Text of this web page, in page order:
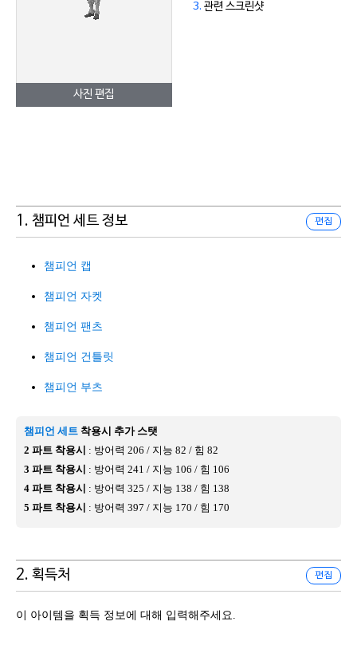
사진 편집
3. 관련 스크린샷
1. 챔피언 세트 정보 편집
챔피언 캡
챔피언 자켓
챔피언 팬츠
챔피언 건틀릿
챔피언 부츠
챔피언 세트 착용시 추가 스탯
2 파트 착용시 : 방어력 206 / 지능 82 / 힘 82
3 파트 착용시 : 방어력 241 / 지능 106 / 힘 106
4 파트 착용시 : 방어력 325 / 지능 138 / 힘 138
5 파트 착용시 : 방어력 397 / 지능 170 / 힘 170
2. 획득처 편집
이 아이템을 획득 정보에 대해 입력해주세요.